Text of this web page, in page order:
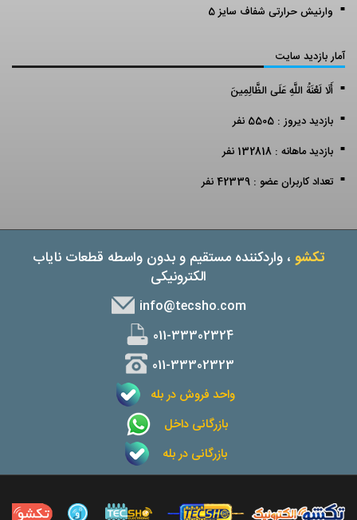
وارنیش حرارتی شفاف سایز 5
آمار بازدید سایت
أَلَا لَعْنَةُ اللَّهِ عَلَى الظَّالِمِينَ
بازدید دیروز : 5505 نفر
بازدید ماهانه : 132818 نفر
تعداد کاربران عضو : 42339 نفر
تکشو ، واردکننده مستقیم و بدون واسطه قطعات نایاب
الکترونیکی
info@tecsho.com
011-33302324
011-33302323
واحد فروش در بله
بازرگانی داخل
بازرگانی در بله